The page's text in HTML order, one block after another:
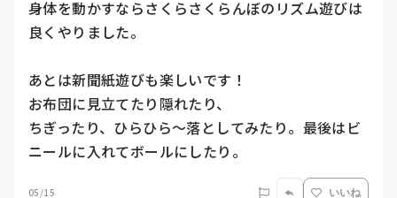
身体を動かすならさくらさくらんぼのリズム遊びは
良くやりました。
あとは新聞紙遊びも楽しいです！
お布団に見立てたり隠れたり、
ちぎったり、ひらひら〜落としてみたり。最後はビ
ニールに入れてボールにしたり。
05/15 いいね